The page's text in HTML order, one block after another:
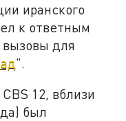
иранского
к ответным
вызовы для
".
12, вблизи
был